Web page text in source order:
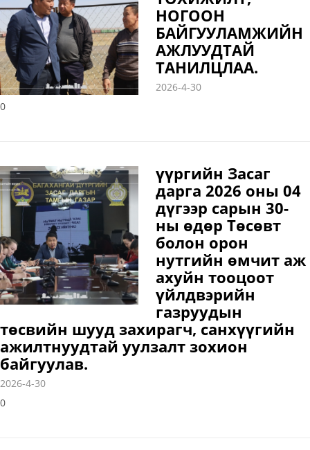
НОГООН
БАЙГУУЛАМЖИЙН
АЖЛУУДТАЙ
ТАНИЛЦЛАА.
2026-4-30
0
үүргийн Засаг
дарга 2026 оны 04
дүгээр сарын 30-
ны өдөр Төсөвт
болон орон
нутгийн өмчит аж
ахуйн тооцоот
үйлдвэрийн
газруудын
төсвийн шууд захирагч, санхүүгийн
ажилтнуудтай уулзалт зохион
байгуулав.
2026-4-30
0